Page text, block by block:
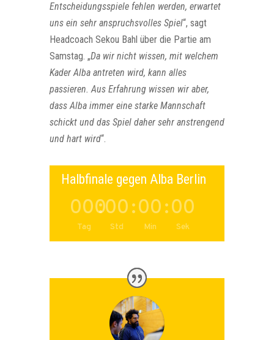
Entscheidungsspiele fehlen werden, erwartet
uns ein sehr anspruchsvolles Spiel“, sagt
Headcoach Sekou Bahl über die Partie am
Samstag. „Da wir nicht wissen, mit welchem
Kader Alba antreten wird, kann alles
passieren. Aus Erfahrung wissen wir aber,
dass Alba immer eine starke Mannschaft
schickt und das Spiel daher sehr anstrengend
und hart wird“.
Halbfinale gegen Alba Berlin
000
Tag
:00
Std
:00
Min
:00
Sek